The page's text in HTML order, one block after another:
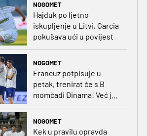
NOGOMET
Hajduk po ljetno
iskupljenje u Litvi, Garcia
pokušava ući u povijest
NOGOMET
Francuz potpisuje u
petak, trenirat će s B
momčadi Dinama! Već je
dobio i nadimak
NOGOMET
Kek u pravilu opravda